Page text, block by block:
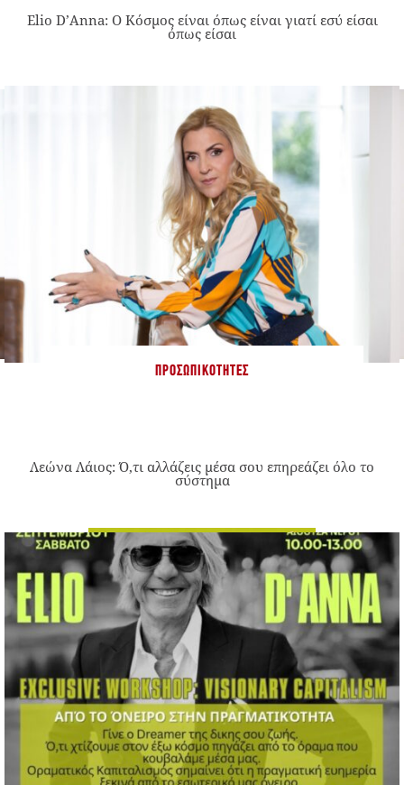
Elio D’Anna: Ο Κόσμος είναι όπως είναι γιατί εσύ είσαι
όπως είσαι
ΠΡΟΣΩΠΙΚΌΤΗΤΕΣ
Λεώνα Λάιος: Ό,τι αλλάζεις μέσα σου επηρεάζει όλο το
σύστημα